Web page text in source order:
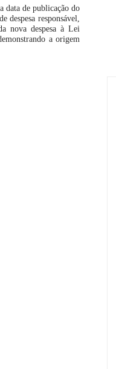
data de publicação do
despesa responsável,
nova despesa à Lei
a origem